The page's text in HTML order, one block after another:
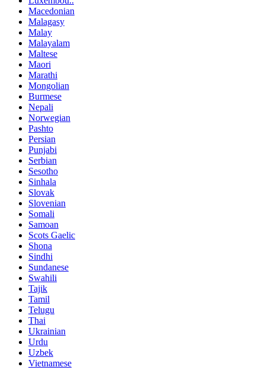
Macedonian
Malagasy
Malay
Malayalam
Maltese
Maori
Marathi
Mongolian
Burmese
Nepali
Norwegian
Pashto
Persian
Punjabi
Serbian
Sesotho
Sinhala
Slovak
Slovenian
Somali
Samoan
Scots Gaelic
Shona
Sindhi
Sundanese
Swahili
Tajik
Tamil
Telugu
Thai
Ukrainian
Urdu
Uzbek
Vietnamese